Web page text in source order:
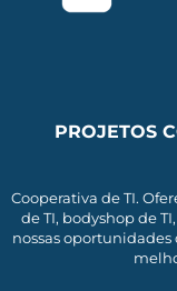
PROJETOS
Cooperativa de TI.
de TI, bodyshop de
nossas oportunidades